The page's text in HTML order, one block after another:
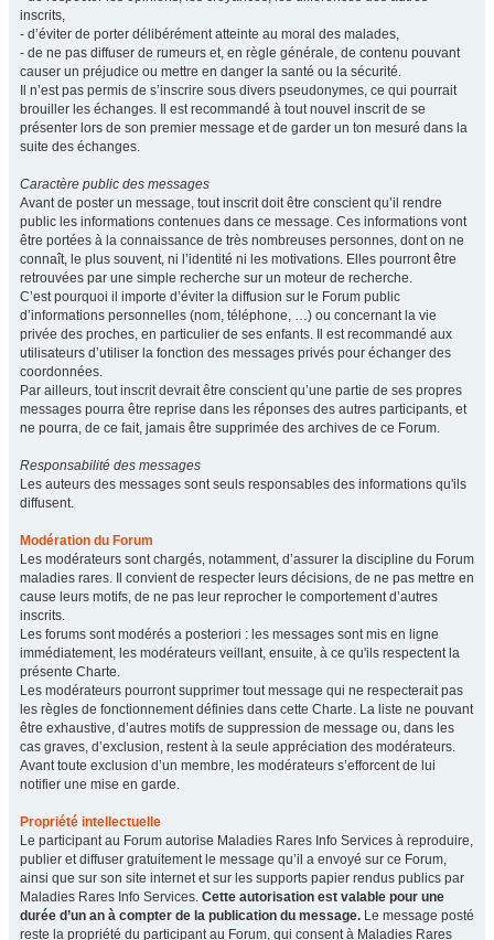
inscrits,
- d’éviter de porter délibérément atteinte au moral des malades,
- de ne pas diffuser de rumeurs et, en règle générale, de contenu pouvant
causer un préjudice ou mettre en danger la santé ou la sécurité.
Il n’est pas permis de s’inscrire sous divers pseudonymes, ce qui pourrait
brouiller les échanges. Il est recommandé à tout nouvel inscrit de se
présenter lors de son premier message et de garder un ton mesuré dans la
suite des échanges.
Caractère public des messages
Avant de poster un message, tout inscrit doit être conscient qu’il rendre
public les informations contenues dans ce message. Ces informations vont
être portées à la connaissance de très nombreuses personnes, dont on ne
connaît, le plus souvent, ni l’identité ni les motivations. Elles pourront être
retrouvées par une simple recherche sur un moteur de recherche.
C’est pourquoi il importe d’éviter la diffusion sur le Forum public
d’informations personnelles (nom, téléphone, …) ou concernant la vie
privée des proches, en particulier de ses enfants. Il est recommandé aux
utilisateurs d’utiliser la fonction des messages privés pour échanger des
coordonnées.
Par ailleurs, tout inscrit devrait être conscient qu’une partie de ses propres
messages pourra être reprise dans les réponses des autres participants, et
ne pourra, de ce fait, jamais être supprimée des archives de ce Forum.
Responsabilité des messages
Les auteurs des messages sont seuls responsables des informations qu'ils
diffusent.
Modération du Forum
Les modérateurs sont chargés, notamment, d’assurer la discipline du Forum
maladies rares. Il convient de respecter leurs décisions, de ne pas mettre en
cause leurs motifs, de ne pas leur reprocher le comportement d’autres
inscrits.
Les forums sont modérés a posteriori : les messages sont mis en ligne
immédiatement, les modérateurs veillant, ensuite, à ce qu'ils respectent la
présente Charte.
Les modérateurs pourront supprimer tout message qui ne respecterait pas
les règles de fonctionnement définies dans cette Charte. La liste ne pouvant
être exhaustive, d’autres motifs de suppression de message ou, dans les
cas graves, d’exclusion, restent à la seule appréciation des modérateurs.
Avant toute exclusion d’un membre, les modérateurs s’efforcent de lui
notifier une mise en garde.
Propriété intellectuelle
Le participant au Forum autorise Maladies Rares Info Services à reproduire,
publier et diffuser gratuitement le message qu’il a envoyé sur ce Forum,
ainsi que sur son site internet et sur les supports papier rendus publics par
Maladies Rares Info Services. Cette autorisation est valable pour une
durée d’un an à compter de la publication du message. Le message posté
reste la propriété du participant au Forum, qui consent à Maladies Rares